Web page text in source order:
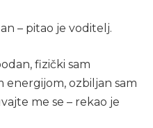
– pitao je voditelj.
fizički sam
energijom, ozbiljan sam
me se – rekao je